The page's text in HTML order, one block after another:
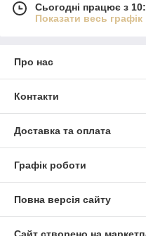
Сьогодні працює з
Показати весь
Про нас
Контакти
Доставка та оплата
Графік роботи
Повна версія сайту